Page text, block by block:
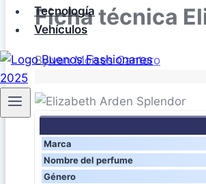
Tecnología
Vehículos
Ficha técnica
ByIvan Moises Cantero
Marca
Nombre del perfume
Género